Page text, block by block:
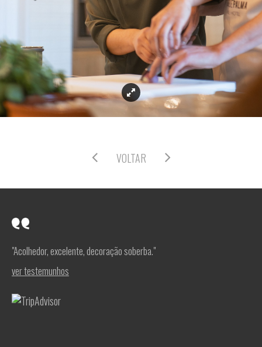
VOLTAR
"Acolhedor, excelente, decoração soberba."
ver testemunhos